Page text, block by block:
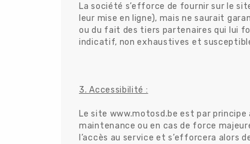
La société s’efforce de fournir sur le
leur mise en ligne), mais ne saurait
ou du fait des tiers partenaires qui lui
indicatif, non exhaustives et
3. Accessibilité :
Le site www.motosd.be est par
maintenance ou en cas de force
l’accès au service et s’efforcera alors